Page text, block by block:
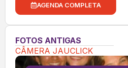
AGENDA COMPLETA
FOTOS ANTIGAS
CÂMERA JAUCLICK